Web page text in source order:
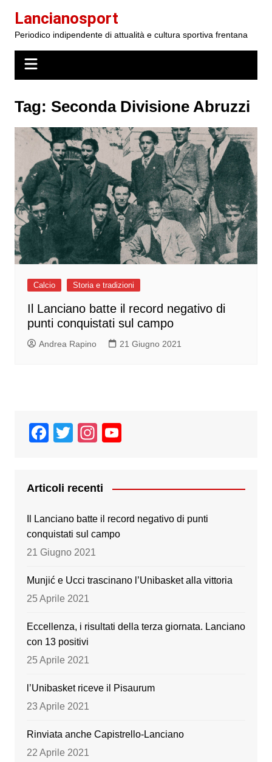
contenuto
Lancianosport
Periodico indipendente di attualità e cultura sportiva frentana
Tag: Seconda Divisione Abruzzi
Calcio Storia e tradizioni
Il Lanciano batte il record negativo di
punti conquistati sul campo
Andrea Rapino 21 Giugno 2021
F
e
b
o
o
T
er
In
gr
a
m
T
Articoli recenti
Il Lanciano batte il record negativo di punti
conquistati sul campo
21 Giugno 2021
Munjić e Ucci trascinano l’Unibasket alla vittoria
25 Aprile 2021
Eccellenza, i risultati della terza giornata. Lanciano
con 13 positivi
25 Aprile 2021
l’Unibasket riceve il Pisaurum
23 Aprile 2021
Rinviata anche Capistrello-Lanciano
22 Aprile 2021